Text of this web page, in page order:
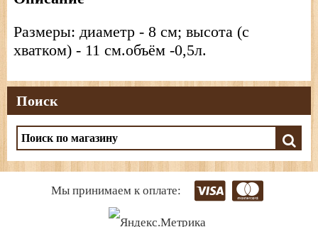
Размеры: диаметр - 8 см; высота (с
хватком) - 11 см.объём -0,5л.
Поиск
Мы принимаем к оплате: